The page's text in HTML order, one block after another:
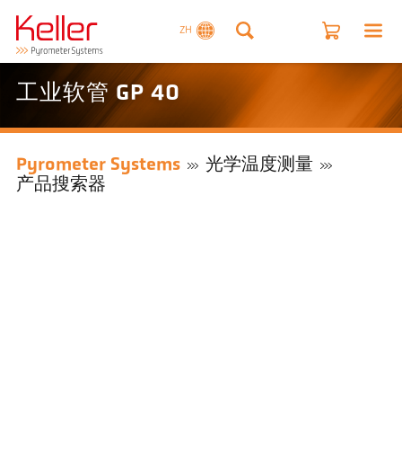
ZH
工业软管 GP 40
Pyrometer Systems
光学温度测量
产品搜索器